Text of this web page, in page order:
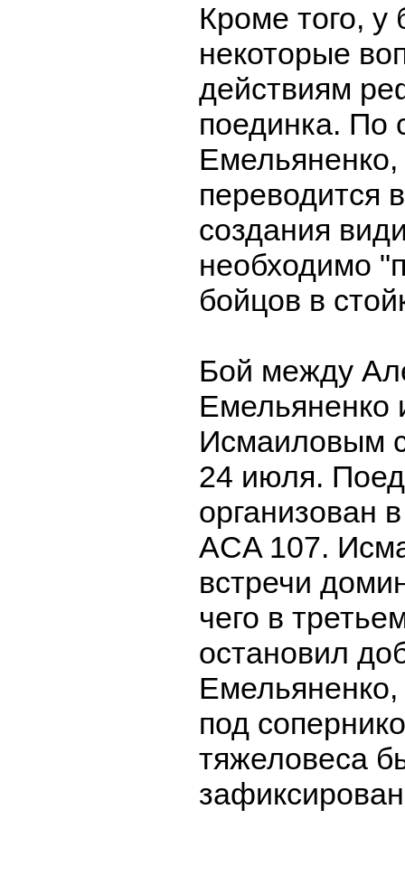
Кроме того,
некоторые
действиям
поединка. По
Емельяненко,
переводится
создания
необходимо
бойцов в
Бой между
Емельяненко
Исмаиловым
24 июля.
организован
ACA 107.
встречи
чего в
остановил
под
тяжеловеса